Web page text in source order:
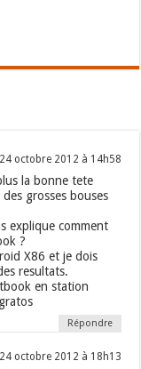
24 octobre 2012 à 14h58
la bonne tete
grosses bouses
explique comment
?
X86 et je dois
resultats.
en station
Répondre
24 octobre 2012 à 18h13